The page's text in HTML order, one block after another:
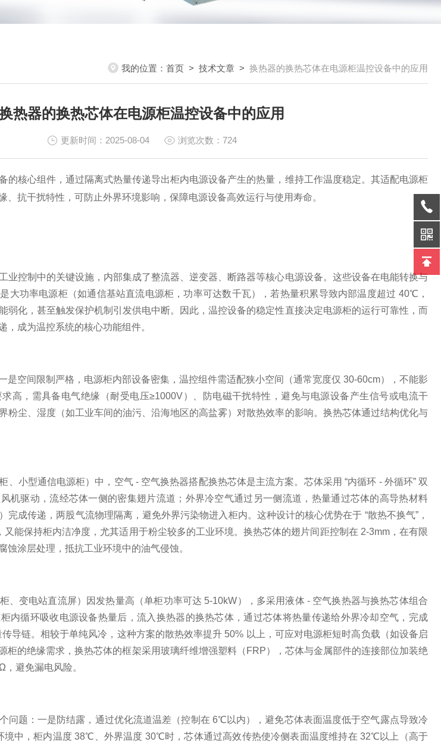
我的位置： 首页 > 技术文章 > 换热器的换热芯体在电源柜温控设备中的应用
热器的换热芯体在电源柜温控设备中的应用
更新时间：2025-08-04 浏览次数：724
的核心组件，通过隔离式热量传递导出柜内电源设备产生的热量，维持工作温度稳定。其适配电源柜
、抗干扰特性，可防止外界环境影响，保障电源设备高效运行与使用寿命。
业控制中的关键设施，内部集成了整流器、逆变器、断路器等核心电源设备。这些设备在电能转换与
大功率电源柜（如通信基站直流电源柜，功率可达数千瓦），若热量积累导致内部温度超过 40℃，
弱化，甚至触发保护机制引发供电中断。因此，温控设备的稳定性直接决定电源柜的运行可靠性，而
，成为温控系统的核心功能组件。
是空间限制严格，电源柜内部设备密集，温控组件需适配狭小空间（通常宽度仅 30-60cm），不能影
高，需具备电气绝缘（耐受电压≥1000V）、防电磁干扰特性，避免与电源设备产生信号或电流干
粉尘、湿度（如工业车间的油污、沿海地区的高盐雾）对散热效率的影响。换热芯体通过结构优化与
、小型通信电源柜）中，空气 - 空气换热器搭配换热芯体是主流方案。芯体采用 “内循环 - 外循环” 双
机驱动，流经芯体一侧的密集翅片流道；外界冷空气通过另一侧流道，热量通过芯体的高导热材料
完成传递，两股气流物理隔离，避免外界污染物进入柜内。这种设计的核心优势在于 “散热不换气”，
能保持柜内洁净度，尤其适用于粉尘较多的工业环境。换热芯体的翅片间距控制在 2-3mm，在有限
蚀涂层处理，抵抗工业环境中的油气侵蚀。
、变电站直流屏）因发热量高（单柜功率可达 5-10kW），多采用液体 - 空气换热器与换热芯体组合
内循环吸收电源设备热量后，流入换热器的换热芯体，通过芯体将热量传递给外界冷却空气，完成
传导链。相较于单纯风冷，这种方案的散热效率提升 50% 以上，可应对电源柜短时高负载（如设备启
柜的绝缘需求，换热芯体的框架采用玻璃纤维增强塑料（FRP），芯体与金属部件的连接部位加装绝
避免漏电风险。
问题：一是防结露，通过优化流道温差（控制在 6℃以内），避免芯体表面温度低于空气露点导致冷
境中，柜内温度 38℃、外界温度 30℃时，芯体通过高效传热使冷侧表面温度维持在 32℃以上（高于